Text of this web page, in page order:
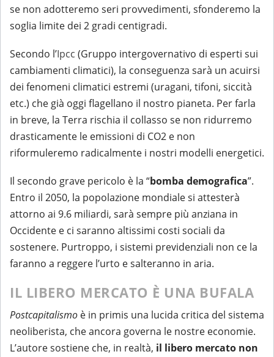
se non adotteremo seri provvedimenti, sfonderemo la
soglia limite dei 2 gradi centigradi.
Secondo l’Ipcc (Gruppo intergovernativo di esperti sui
cambiamenti climatici), la conseguenza sarà un acuirsi
dei fenomeni climatici estremi (uragani, tifoni, siccità
etc.) che già oggi flagellano il nostro pianeta. Per farla
in breve, la Terra rischia il collasso se non ridurremo
drasticamente le emissioni di CO2 e non
riformuleremo radicalmente i nostri modelli energetici.
Il secondo grave pericolo è la “bomba demografica”.
Entro il 2050, la popolazione mondiale si attesterà
attorno ai 9.6 miliardi, sarà sempre più anziana in
Occidente e ci saranno altissimi costi sociali da
sostenere. Purtroppo, i sistemi previdenziali non ce la
faranno a reggere l’urto e salteranno in aria.
IL LIBERO MERCATO È UNA BUFALA
Postcapitalismo è in primis una lucida critica del sistema
neoliberista, che ancora governa le nostre economie.
L’autore sostiene che, in realtà, il libero mercato non